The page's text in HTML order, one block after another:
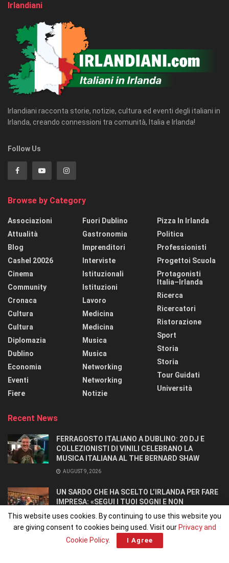
Irlandiani
Irlandiani racconta storie, notizie, cultura ed eventi degli italiani in
Irlanda, creando connessioni tra comunità, Italia e Irlanda!
Follow Us
Browse by Category
Associazioni
Attualità
Blog
Cashel 20026
Cinema
Community
Cronaca
Cultura
Cultura
Diplomazia
Dublino
Economia
Eventi
Fiere
Fuori Dublino
Gastronomia
Imprenditori
Interviste
Istituzionali
Istituzioni
Lavoro
Medicina
Medicina
Musica
Musica
Networking
Networking
Notizie
Pizza In Irlanda
Politica
Professionisti
Progettoi Scuola
Protagonisti
Italia–Irlanda
Ricerca
Ricercatori
Ristorazione
Sport
Storia
Storia
Tour Guidati
Università
Recent News
FERRAGOSTO ITALIANO A DUBLINO: 20 DJ E
COLLEZIONISTI DI VINILI CELEBRANO LA
MUSICA ITALIANA AL THE BERNARD SHAW
AUGUST 9, 2026
UN SARDO CHE HA SCELTO L’IRLANDA PER FARE
IMPRESA: «SEGUI I TUOI SOGNI E NON
RINUNCIARCI». SI CONOSCONO IN UN OSTELLO.
AUGUST 8, 2026
This website uses cookies. By continuing to use this website you
are giving consent to cookies being used. Visit our Privacy and
Cookie Policy. I Agree